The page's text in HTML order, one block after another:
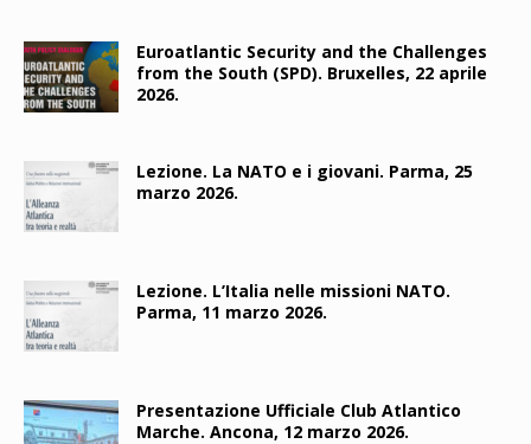
Euroatlantic Security and the Challenges
from the South (SPD). Bruxelles, 22 aprile
2026.
Lezione. La NATO e i giovani. Parma, 25
marzo 2026.
Lezione. L’Italia nelle missioni NATO.
Parma, 11 marzo 2026.
Presentazione Ufficiale Club Atlantico
Marche. Ancona, 12 marzo 2026.